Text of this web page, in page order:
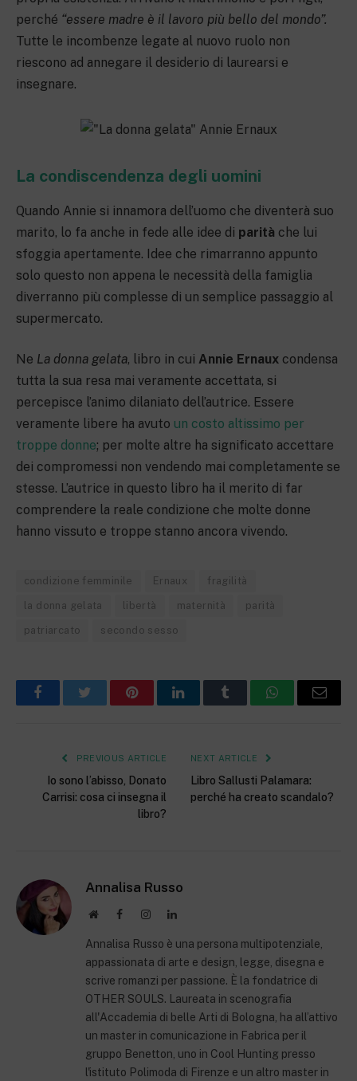
perché “essere madre è il lavoro più bello del mondo”.
Tutte le incombenze legate al nuovo ruolo non
riescono ad annegare il desiderio di laurearsi e
insegnare.
La condiscendenza degli uomini
Quando Annie si innamora dell’uomo che diventerà suo
marito, lo fa anche in fede alle idee di parità che lui
sfoggia apertamente. Idee che rimarranno appunto
solo questo non appena le necessità della famiglia
diverranno più complesse di un semplice passaggio al
supermercato.
Ne La donna gelata, libro in cui Annie Ernaux condensa
tutta la sua resa mai veramente accettata, si
percepisce l’animo dilaniato dell’autrice. Essere
veramente libere ha avuto un costo altissimo per
troppe donne; per molte altre ha significato accettare
dei compromessi non vendendo mai completamente se
stesse. L’autrice in questo libro ha il merito di far
comprendere la reale condizione che molte donne
hanno vissuto e troppe stanno ancora vivendo.
condizione femminile Ernaux fragilità
la donna gelata libertà maternità parità
patriarcato secondo sesso
FacebookTwitter PinterestLinkedInTumblr WhatsAppEmail
PREVIOUS ARTICLE
Io sono l’abisso, Donato
Carrisi: cosa ci insegna il
libro?
NEXT ARTICLE
Libro Sallusti Palamara:
perché ha creato scandalo?
Annalisa Russo
WebsiteFacebookInstagramLinkedIn
Annalisa Russo è una persona multipotenziale,
appassionata di arte e design, legge, disegna e
scrive romanzi per passione. È la fondatrice di
OTHER SOULS. Laureata in scenografia
all'Accademia di belle Arti di Bologna, ha all’attivo
un master in comunicazione in Fabrica per il
gruppo Benetton, uno in Cool Hunting presso
l'istituto Polimoda di Firenze e un altro master in